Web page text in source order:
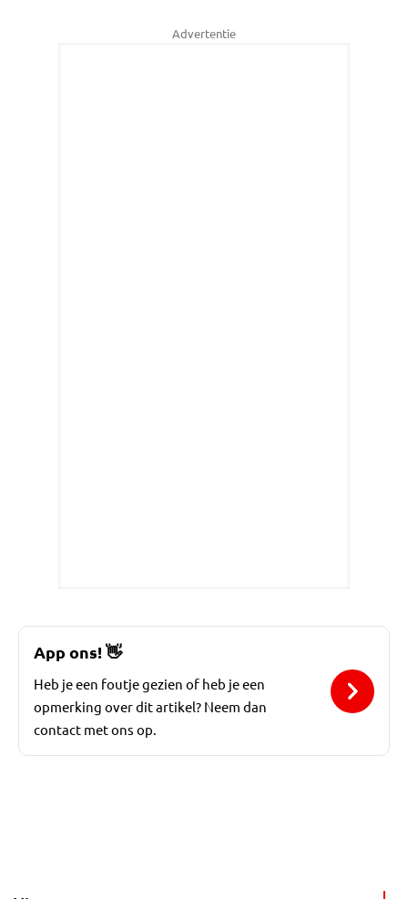
Advertentie
App ons!👋
Heb je een foutje gezien of heb je een
opmerking over dit artikel? Neem dan
contact met ons op.